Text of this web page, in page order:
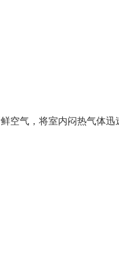
空气，将室内闷热气体迅